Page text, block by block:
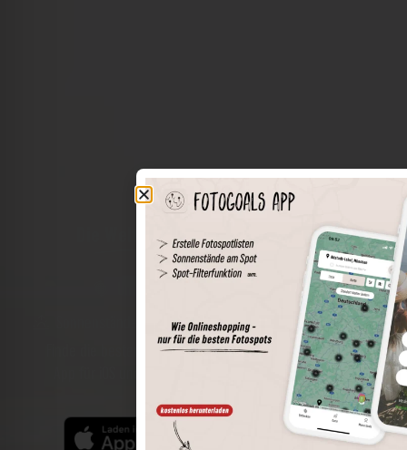
Die Welt der Orte in deiner Tasche
Spots speichern
Sonnenstände am Spot
Spotdetails
Filterfunktion
Finde die besten Fotospots noch einfacher mit unserer
App für iOS und Android und genieße einen größeren